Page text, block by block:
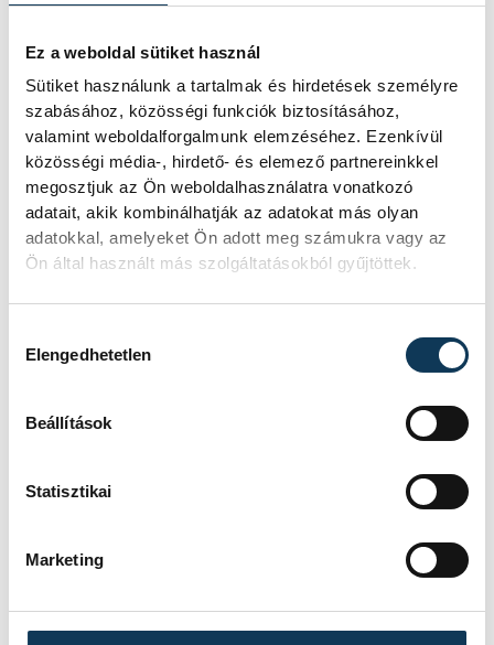
Ez a weboldal sütiket használ
Sütiket használunk a tartalmak és hirdetések személyre
szabásához, közösségi funkciók biztosításához,
valamint weboldalforgalmunk elemzéséhez. Ezenkívül
közösségi média-, hirdető- és elemező partnereinkkel
megosztjuk az Ön weboldalhasználatra vonatkozó
adatait, akik kombinálhatják az adatokat más olyan
adatokkal, amelyeket Ön adott meg számukra vagy az
Ön által használt más szolgáltatásokból gyűjtöttek.
Elengedhetetlen
Beállítások
Statisztikai
Marketing
TOVÁBBI CIKKEK
Filmpremierek a
Filmpikniken
Két premierrel és egy premier előtti
vetítéssel készül a Veszprém-Balaton
között várja a nézőket Veszprémben